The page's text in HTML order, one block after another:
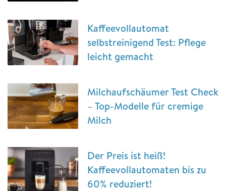
Kaffeevollautomat
selbstreinigend Test: Pflege
leicht gemacht
Milchaufschäumer Test Check
– Top-Modelle für cremige
Milch
Der Preis ist heiß!
Kaffeevollautomaten bis zu
60% reduziert!